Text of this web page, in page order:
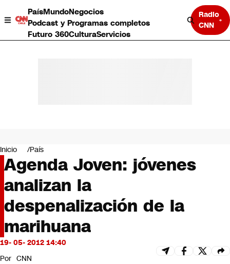
PaísMundoNegocios
Podcast y Programas completos
Futuro 360CulturaServicios
Radio
CNN
Negocios
Deportes
Programas completos
Cultura
Servicios
Bits
CNN Data
CNN tiempo
Futuro 360
Inicio País
Agenda Joven: jóvenes
analizan la
despenalización de la
marihuana
19- 05- 2012 14:40
Por CNN